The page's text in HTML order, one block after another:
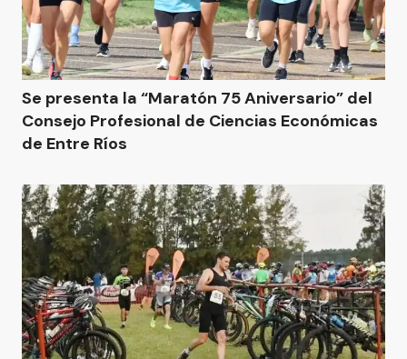
Se presenta la “Maratón 75 Aniversario” del
Consejo Profesional de Ciencias Económicas
de Entre Ríos